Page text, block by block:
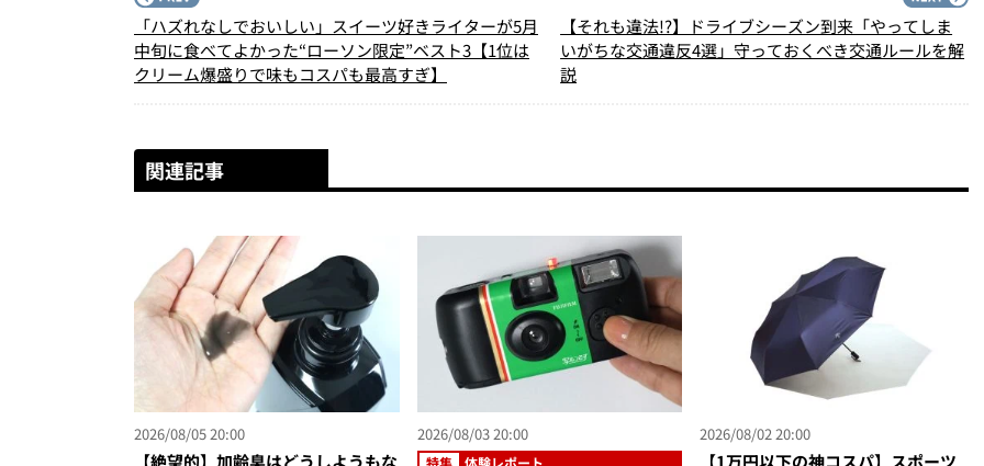
「ハズれなしでおいしい」スイーツ好きライターが5月
中旬に食べてよかった“ローソン限定”ベスト3【1位は
クリーム爆盛りで味もコスパも最高すぎ】
【それも違法!?】ドライブシーズン到来「やってしま
いがちな交通違反4選」守っておくべき交通ルールを解
説
関連記事
2026/08/05 20:00
【絶望的】加齢臭はどうしようもな
2026/08/03 20:00
特集 体験レポート
2026/08/02 20:00
【1万円以下の神コスパ】スポーツ